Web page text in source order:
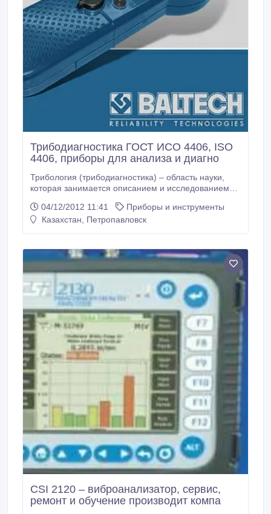
Трибодиагностика ГОСТ ИСО 4406, ISO
4406, приборы для анализа и диагно
Трибология (трибодиагностика) – область науки,
которая занимается описанием и исследованием
колебании, трении или движении. Деградация
(старение) смазок и масел, процессы износа и
приборами CSI 5200 и BALTECH OA-5000: - Анализ
трения поверхностей.
04/12/2012 11:41
Приборы и инструменты
Казахстан, Петропавловск
CSI 2120 – виброанализатор, сервис,
ремонт и обучение производит компа